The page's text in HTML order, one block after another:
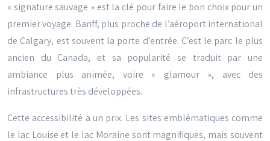
« signature sauvage » est la clé pour faire le bon choix pour un
premier voyage. Banff, plus proche de l’aéroport international
de Calgary, est souvent la porte d’entrée. C’est le parc le plus
ancien du Canada, et sa popularité se traduit par une
ambiance plus animée, voire « glamour », avec des
infrastructures très développées.
Cette accessibilité a un prix. Les sites emblématiques comme
le lac Louise et le lac Moraine sont magnifiques, mais souvent